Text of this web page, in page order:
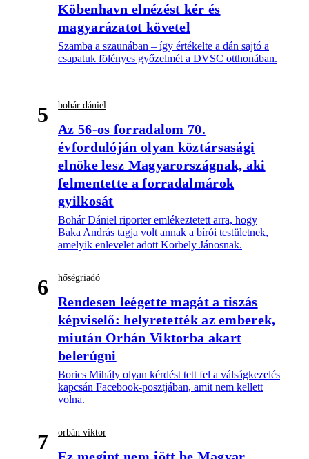
Köbenhavn elnézést kér és
magyarázatot követel
Szamba a szaunában – így értékelte a dán sajtó a
csapatuk fölényes győzelmét a DVSC otthonában.
5 bohár dániel
Az 56-os forradalom 70.
évfordulóján olyan köztársasági
elnöke lesz Magyarországnak, aki
felmentette a forradalmárok
gyilkosát
Bohár Dániel riporter emlékeztetett arra, hogy
Baka András tagja volt annak a bírói testületnek,
amelyik enlevelet adott Korbely Jánosnak.
6 hőségriadó
Rendesen leégette magát a tiszás
képviselő: helyretették az emberek,
miután Orbán Viktorba akart
belerúgni
Borics Mihály olyan kérdést tett fel a válságkezelés
kapcsán Facebook-posztjában, amit nem kellett
volna.
7 orbán viktor